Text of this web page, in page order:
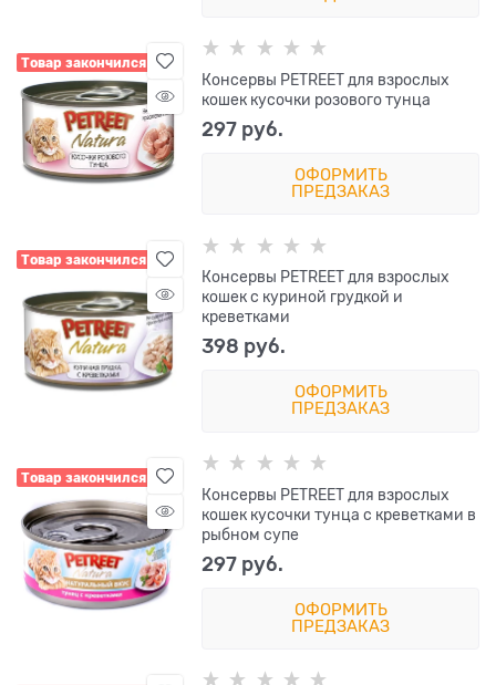
Товар закончился
Консервы PETREET для взрослых
кошек кусочки розового тунца
297 руб.
ОФОРМИТЬ
ПРЕДЗАКАЗ
Товар закончился
Консервы PETREET для взрослых
кошек с куриной грудкой и
креветками
398 руб.
ОФОРМИТЬ
ПРЕДЗАКАЗ
Товар закончился
Консервы PETREET для взрослых
кошек кусочки тунца с креветками в
рыбном супе
297 руб.
ОФОРМИТЬ
ПРЕДЗАКАЗ